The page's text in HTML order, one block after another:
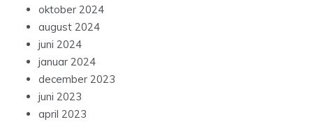
oktober 2024
august 2024
juni 2024
januar 2024
december 2023
juni 2023
april 2023